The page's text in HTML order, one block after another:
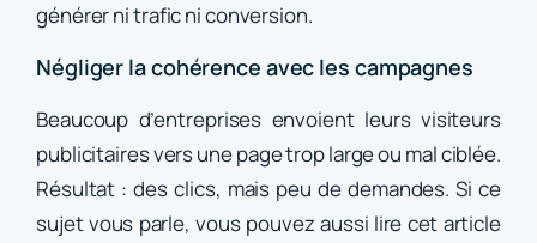
générer ni trafic ni conversion.
Négliger la cohérence avec les campagnes
Beaucoup d’entreprises envoient leurs visiteurs
publicitaires vers une page trop large ou mal ciblée.
Résultat : des clics, mais peu de demandes. Si ce
sujet vous parle, vous pouvez aussi lire cet article